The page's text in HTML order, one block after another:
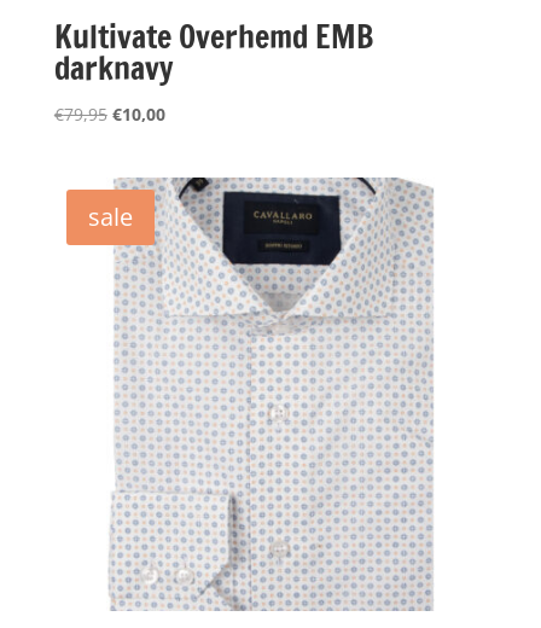
Kultivate Overhemd EMB
darknavy
€79,95 Oorspronkelijke
€79,95.
€10,00Huidige
€10,00.
sale